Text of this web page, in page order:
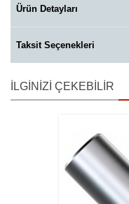
Ürün Detayları
Taksit Seçenekleri
İLGINIZI ÇEKEBILIR